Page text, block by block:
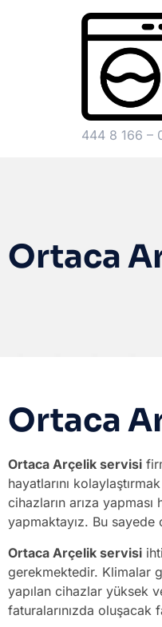
444 8 166 –
Ortaca
Ortaca
Ortaca Arçelik servisi
hayatlarını
cihazların arıza yapması
yapmaktayız. Bu sayede
Ortaca Arçelik servisi
gerekmektedir. Klimalar
yapılan cihazlar yüksek
faturalarınızda oluşacak